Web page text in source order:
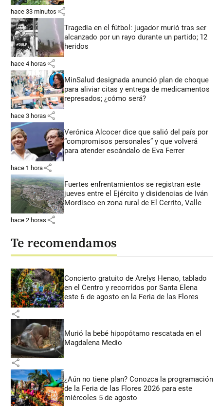
hace 33 minutos share
Tragedia en el fútbol: jugador murió tras ser
alcanzado por un rayo durante un partido; 12
heridos
hace 4 horas share
MinSalud designada anunció plan de choque
para aliviar citas y entrega de medicamentos
represados; ¿cómo será?
hace 3 horas share
Verónica Alcocer dice que salió del país por
“compromisos personales” y que volverá
para atender escándalo de Eva Ferrer
hace 1 hora share
Fuertes enfrentamientos se registran este
jueves entre el Ejército y disidencias de Iván
Mordisco en zona rural de El Cerrito, Valle
hace 2 horas share
Te recomendamos
Concierto gratuito de Arelys Henao, tablado
en el Centro y recorridos por Santa Elena
este 6 de agosto en la Feria de las Flores
share
Murió la bebé hipopótamo rescatada en el
Magdalena Medio
share
¿Aún no tiene plan? Conozca la programación
de la Feria de las Flores 2026 para este
miércoles 5 de agosto